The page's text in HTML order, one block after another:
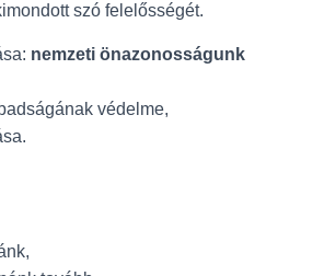
szó felelősségét.
nemzeti önazonosságunk
védelme,